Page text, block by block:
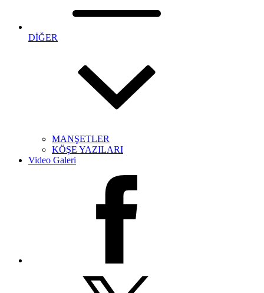
DİĞER
MANŞETLER
KÖŞE YAZILARI
Video Galeri